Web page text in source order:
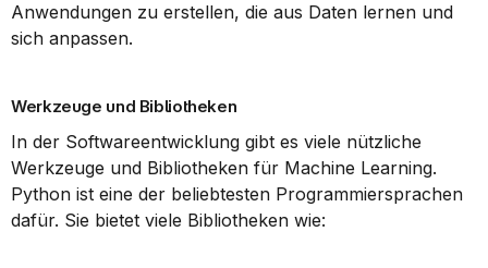
Anwendungen zu erstellen, die aus Daten lernen und
sich anpassen.
Werkzeuge und Bibliotheken
In der Softwareentwicklung gibt es viele nützliche
Werkzeuge und Bibliotheken für Machine Learning.
Python ist eine der beliebtesten Programmiersprachen
dafür. Sie bietet viele Bibliotheken wie: